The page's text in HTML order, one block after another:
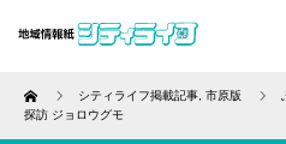
Home シティライフ掲載記事 市原版
探訪 ジョロウグモ